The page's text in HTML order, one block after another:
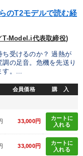
問題・人事対策
会社を守る
。
のT2モデルで読む経
T-Model.i代表取締役)
受けるのか？ 過熱が
の足音。危機を先送り
す。...
会員価格 購 入
33,000円
カートに
入れる
33,000円
カートに
入れる